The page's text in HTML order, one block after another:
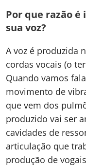
Por que razão
sua voz?
A voz é produzida
cordas vocais (o
Quando vamos
movimento de
que vem dos
produzido vai ser
cavidades de
articulação que
produção de